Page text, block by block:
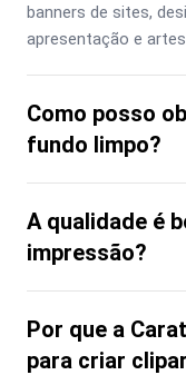
banners de sites,
apresentação e
Como posso
fundo limpo?
A qualidade é
impressão?
Por que a
para criar